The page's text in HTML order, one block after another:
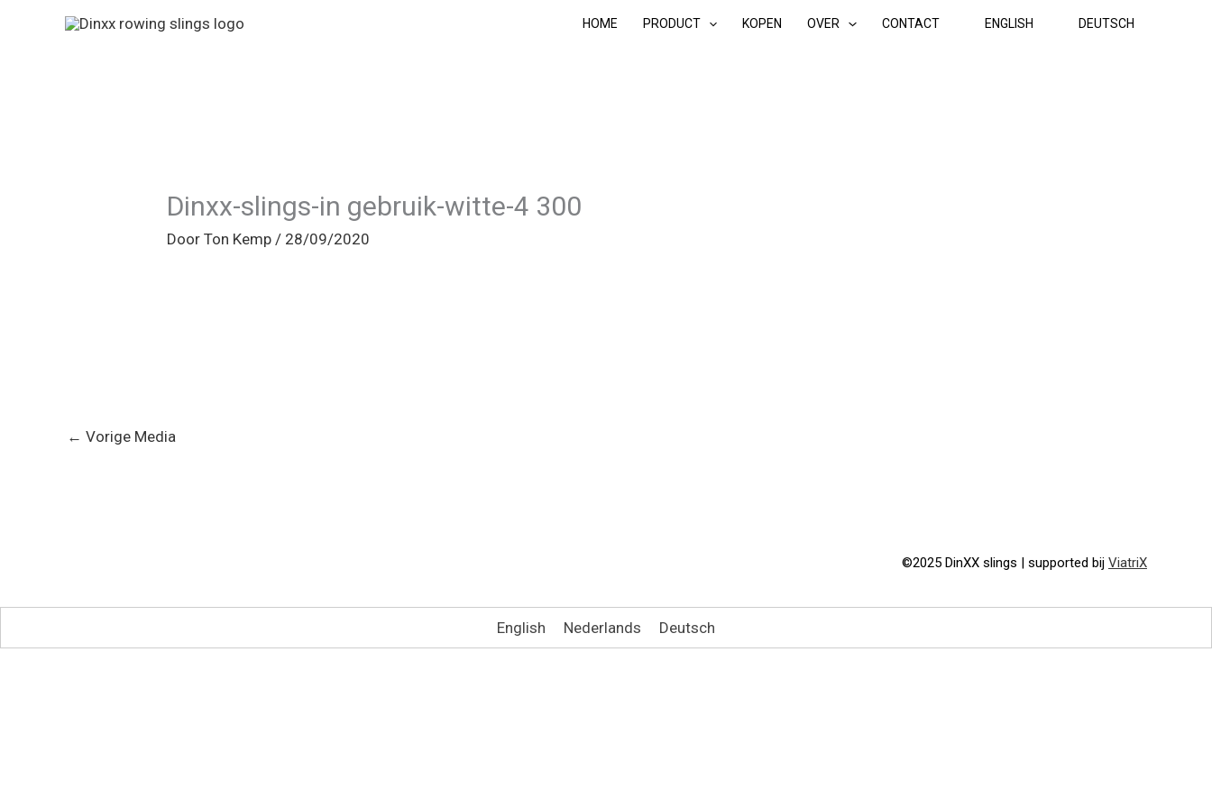
HOME PRODUCT KOPEN OVER CONTACT ENGLISH DEUTSCH
Dinxx-slings-in gebruik-witte-4 300
DoorTon Kemp / 28/09/2020
← Vorige Media
©2025 DinXX slings | supported bij ViatriX
English Nederlands Deutsch